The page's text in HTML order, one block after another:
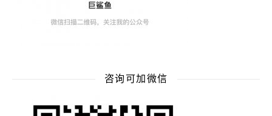
咨询可加微信